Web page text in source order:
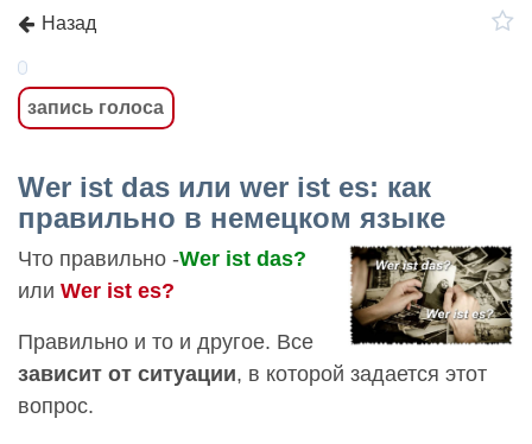
Назад
запись голоса
Wer ist das или wer ist es: как
правильно в немецком языке
Что правильно -Wer ist das?
или Wer ist es?
Правильно и то и другое. Все
зависит от ситуации, в которой задается этот
вопрос.